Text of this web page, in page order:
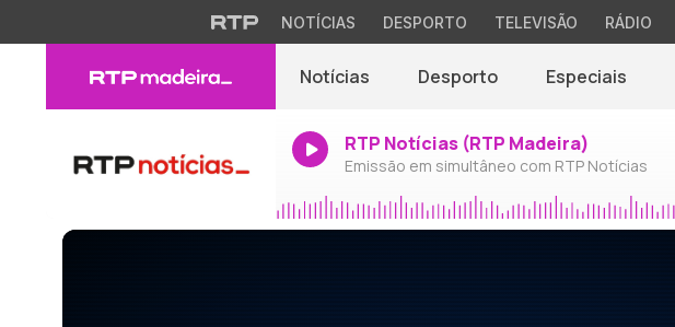
NOTÍCIAS DESPORTO TELEVISÃO RÁDIO
Notícias Desporto Especiais
RTP Notícias (RTP Madeira)
Emissão em simultâneo com RTP Notícias